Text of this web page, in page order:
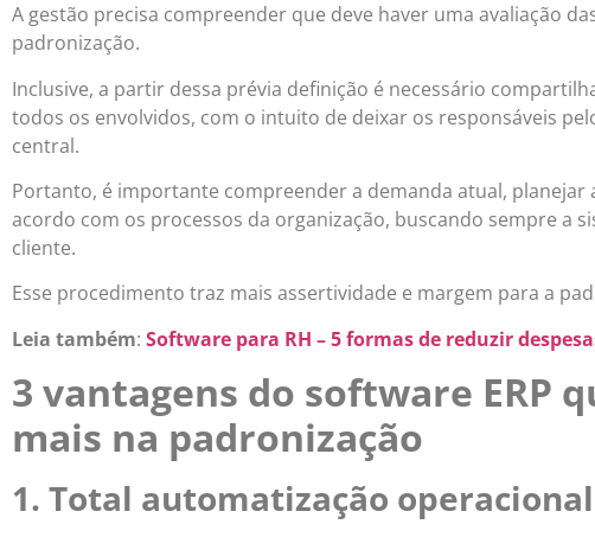
A gestão precisa compreender que deve haver uma avaliação
padronização.
Inclusive, a partir dessa prévia definição é necessário
todos os envolvidos, com o intuito de deixar os responsáveis
central.
Portanto, é importante compreender a demanda atual, planejar
acordo com os processos da organização, buscando sempre a
cliente.
Esse procedimento traz mais assertividade e margem para a
Leia também: Software para RH – 5 formas de reduzir
3 vantagens do software ERP
mais na padronização
1. Total automatização operacional